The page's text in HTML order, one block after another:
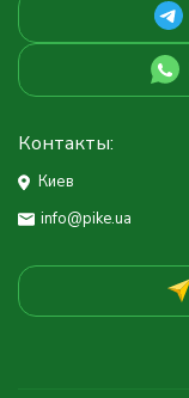
Контакты:
Киев
info@pike.ua